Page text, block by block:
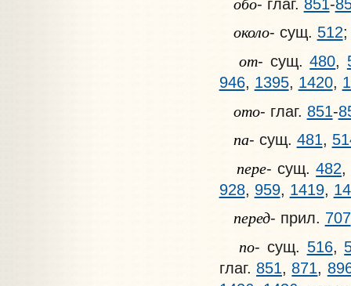
около- сущ. 512
от- сущ.480,
946, 1395, 1420,
ото- глаг. 851-
па- сущ. 481,
пере- сущ.482
928, 959, 1419,
перед- прил. 707
по- сущ. 516,
глаг. 851, 871,